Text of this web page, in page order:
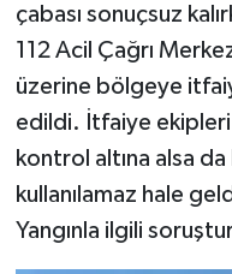
çabası sonuçsuz
112 Acil Çağrı
üzerine bölgeye
edildi. İtfaiye
kontrol altına alsa da
kullanılamaz hale
Yangınla ilgili